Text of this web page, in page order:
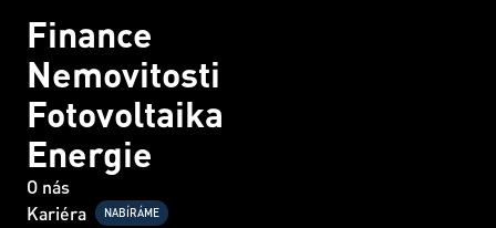
Finance
Nemovitosti
Fotovoltaika
Energie
O nás
Kariéra
NABÍRÁME